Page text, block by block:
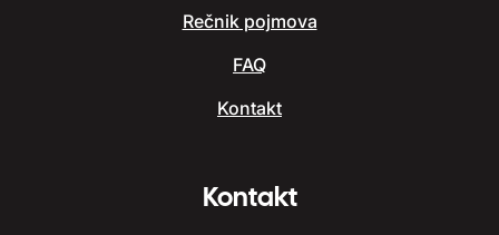
Rečnik pojmova
FAQ
Kontakt
Kontakt